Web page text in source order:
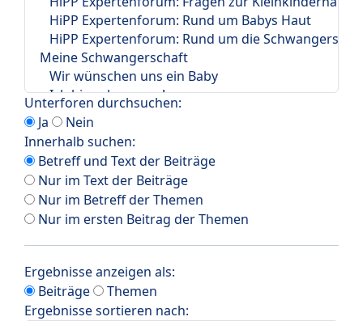
Unterforen durchsuchen:
Ja
Nein
Innerhalb suchen:
Betreff und Text der Beiträge
Nur im Text der Beiträge
Nur im Betreff der Themen
Nur im ersten Beitrag der Themen
Ergebnisse anzeigen als:
Beiträge
Themen
Ergebnisse sortieren nach: